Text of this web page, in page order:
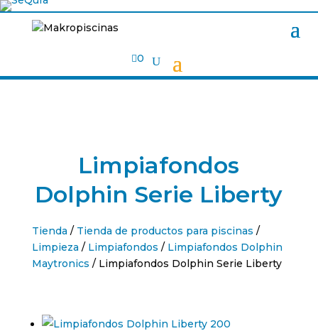
0
Limpiafondos
Dolphin Serie Liberty
Tienda / Tienda de productos para piscinas /
Limpieza / Limpiafondos / Limpiafondos Dolphin
Maytronics / Limpiafondos Dolphin Serie Liberty